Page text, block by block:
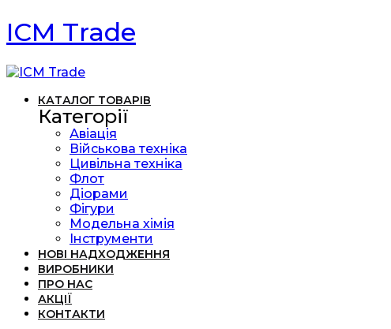
ICM Trade
КАТАЛОГ ТОВАРІВ
Категорії
Авіація
Військова техніка
Цивільна техніка
Флот
Діорами
Фігури
Модельна хімія
Інструменти
НОВІ НАДХОДЖЕННЯ
ВИРОБНИКИ
ПРО НАС
АКЦІЇ
КОНТАКТИ